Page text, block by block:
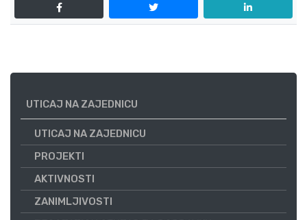
UTICAJ NA ZAJEDNICU
UTICAJ NA ZAJEDNICU
PROJEKTI
AKTIVNOSTI
ZANIMLJIVOSTI